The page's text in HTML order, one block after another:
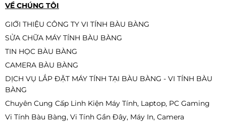
VỀ CHÚNG TÔI
GIỚI THIỆU CÔNG TY VI TÍNH BÀU BÀNG
SỬA CHỮA MÁY TÍNH BÀU BÀNG
TIN HỌC BÀU BÀNG
CAMERA BÀU BÀNG
DỊCH VỤ LẮP ĐẶT MÁY TÍNH TẠI BÀU BÀNG - VI TÍNH BÀU
BÀNG
Chuyên Cung Cấp Linh Kiện Máy Tính, Laptop, PC Gaming
Vi Tính Bàu Bàng, Vi Tính Gần Đây, Máy In, Camera